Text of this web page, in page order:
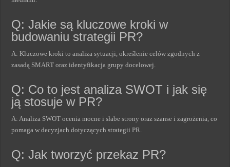
Q: Jakie są kluczowe kroki w
budowaniu strategii PR?
A: Kluczowe kroki to analiza sytuacji, określenie celów zgodnych z
zasadą SMART oraz identyfikacja grupy docelowej.
Q: Co to jest analiza SWOT i jak się
ją stosuje w PR?
A: Analiza SWOT ocenia mocne i słabe strony oraz szanse i zagrożenia, co
pomaga w decyzjach dotyczących strategii PR.
Q: Jak tworzyć przekaz PR?